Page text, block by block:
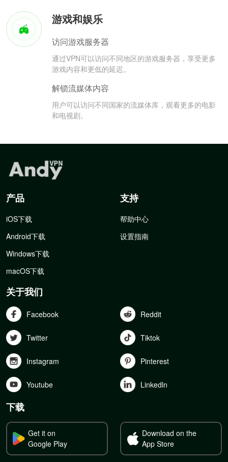
游戏和娱乐
访问游戏服务器
通过VPN可以访问不同地区的游戏服务器，享受更多
游戏内容和更低的延迟。
解锁流媒体内容
用户可以访问不同国家的流媒体库，观看更多的电影
和电视剧。
产品
iOS下载
Android下载
Windows下载
macOS下载
支持
帮助中心
设置指南
关于我们
Facebook Reddit
Twitter Tiktok
Instagram Pinterest
Youtube Linkedln
下载
Get it on
Google Play
Download on the
App Store